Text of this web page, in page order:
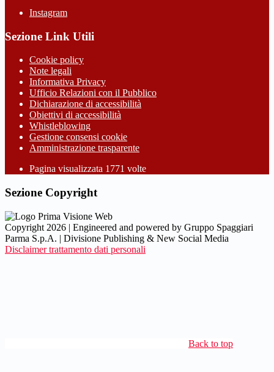
Instagram
Sezione Link Utili
Cookie policy
Note legali
Informativa Privacy
Ufficio Relazioni con il Pubblico
Dichiarazione di accessibilità
Obiettivi di accessibilità
Whistleblowing
Gestione consensi cookie
Amministrazione trasparente
Pagina visualizzata 1771 volte
Sezione Copyright
Copyright 2026 | Engineered and powered by Gruppo Spaggiari
Parma S.p.A. | Divisione Publishing & New Social Media
Disclaimer trattamento dati personali
Back to top